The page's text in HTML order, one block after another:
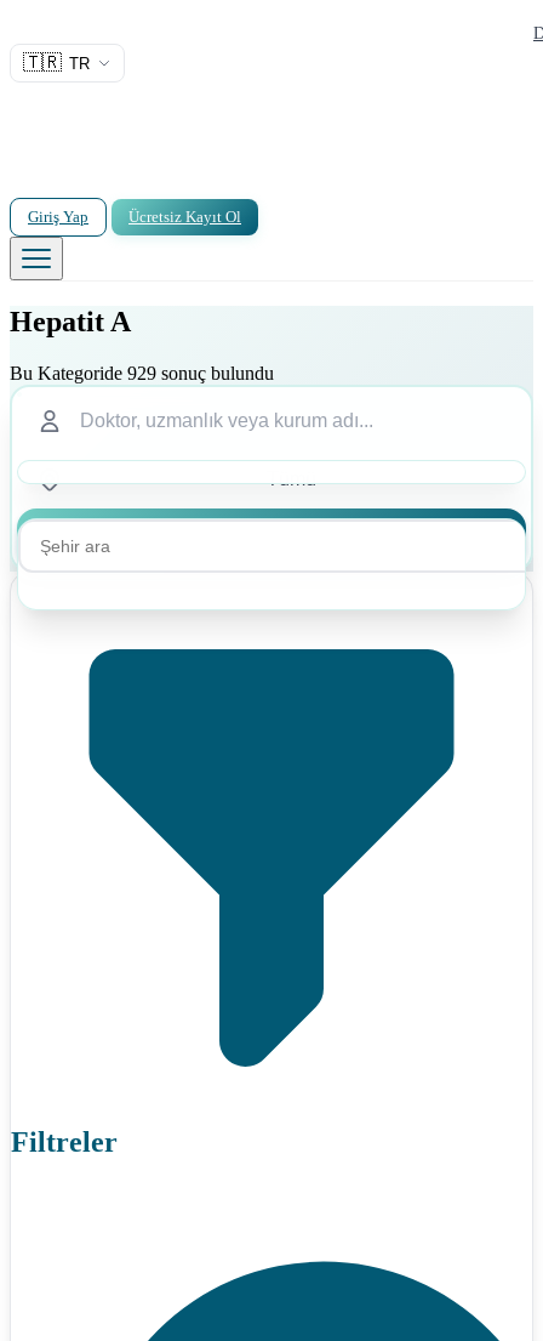
🇹🇷 TR
Giriş Yap Ücretsiz Kayıt Ol
Hepatit A
Bu Kategoride 929 sonuç bulundu
Filtreler